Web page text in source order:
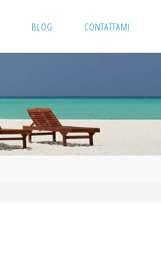
BLOG CONTATTAMI